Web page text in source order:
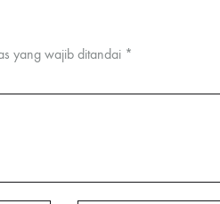
yang wajib ditandai *